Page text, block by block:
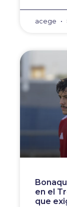
acege
en el
que